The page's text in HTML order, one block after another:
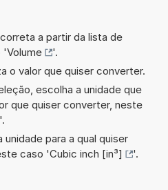
a partir da lista de
'Volume
'.
o valor que quiser converter.
escolha a unidade que
que quiser converter, neste
para a qual quiser
caso 'Cubic inch [in³] '.